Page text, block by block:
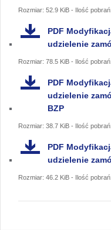
Rozmiar: 52.9 KiB - Ilość
PDF
udzielenie
Rozmiar: 78.5 KiB - Ilość
PDF
udzielenie
BZP
Rozmiar: 38.7 KiB - Ilość
PDF
udzielenie
Rozmiar: 46.2 KiB - Ilość